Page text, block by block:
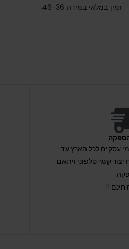
זמין במלאי במידה 46-36.
אספקה בין 6-19 ימי עסקים לכל הארץ עד
קשר טלפוני ויתאם
חינם !!